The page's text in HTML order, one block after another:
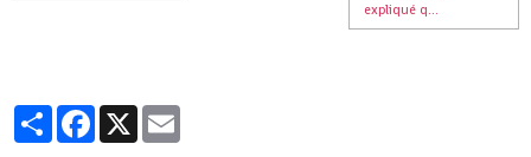
expliqué q...
PartagerFacebook
X